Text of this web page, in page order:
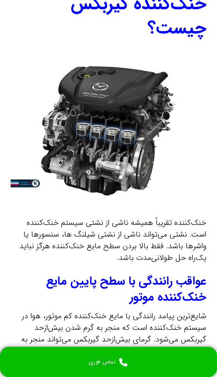
تماس فوری
چیست؟
خنک‌کننده تقریباً همیشه ناشی از نشتی سیستم خنک‌کننده
است. نشتی می‌تواند ناشی از نشتی شیلنگ ها، سنسورها یا
واشرها باشد. فقط بالا بردن سطح مایع خنک‌کننده هرگز نباید
یک‌راه حل طولانی‌مدت باشد.
عواقب رانندگی با سطح پایین مایع
خنک‌کننده موتور
شایع‌ترین پیامد رانندگی با مایع خنک‌کننده کم موتور، هوا در
سیستم خنک‌کننده است که منجر به گرم شدن بیش‌ازحد
گیربکس می‌شود. گرمای بیش‌ازحد گیربکس می‌تواند منجر به
دمیده شدن واشر سر یا آسیب دیدن بلوک گیربکس شود.